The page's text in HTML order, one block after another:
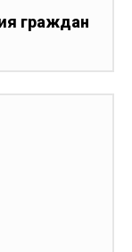
граждан